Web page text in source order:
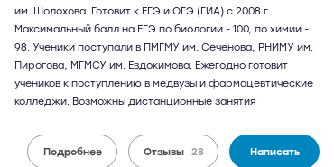
им. Шолохова. Готовит к ЕГЭ и ОГЭ (ГИА) с 2008 г.
Максимальный балл на ЕГЭ по биологии - 100, по химии -
98. Ученики поступали в ПМГМУ им. Сеченова, РНИМУ им.
Пирогова, МГМСУ им. Евдокимова. Ежегодно готовит
учеников к поступлению в медвузы и фармацевтические
колледжи. Возможны дистанционные занятия
Подробнее Отзывы 28 Написать